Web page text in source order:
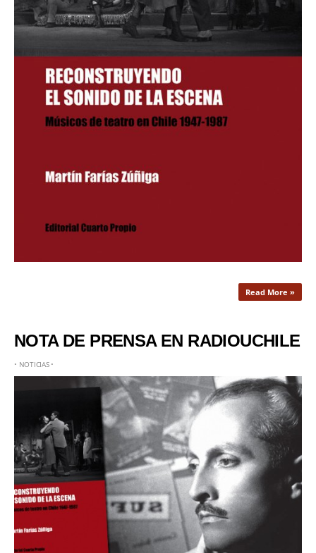
Read More »
NOTA DE PRENSA EN RADIOUCHILE
• NOTICIAS•